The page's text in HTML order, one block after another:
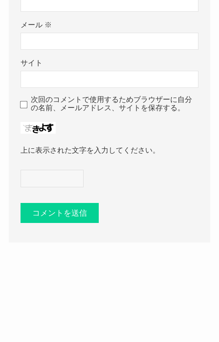
メール ※
サイト
次回のコメントで使用するためブラウザーに自分
の名前、メールアドレス、サイトを保存する。
上に表示された文字を入力してください。